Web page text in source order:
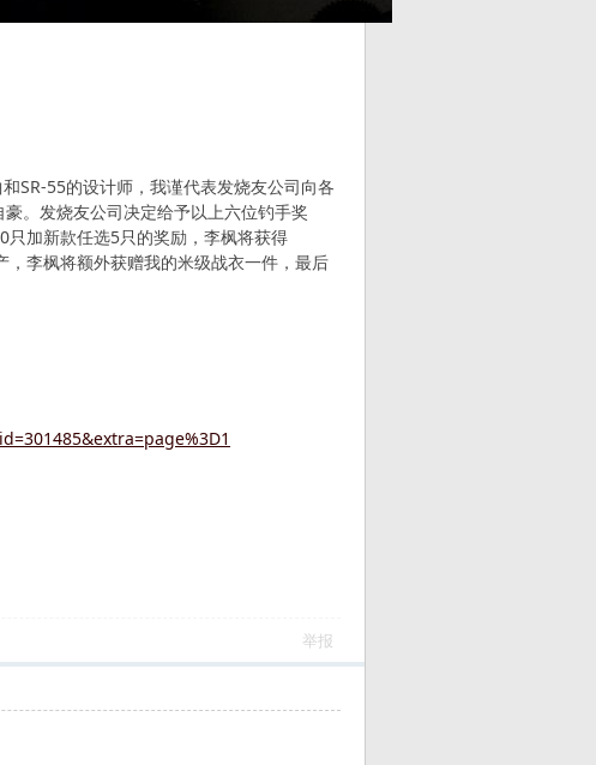
55的设计师，我谨代表发烧友公司向各
。发烧友公司决定给予以上六位钓手奖
加新款任选5只的奖励，李枫将获得
李枫将额外获赠我的米级战衣一件，最后
举报